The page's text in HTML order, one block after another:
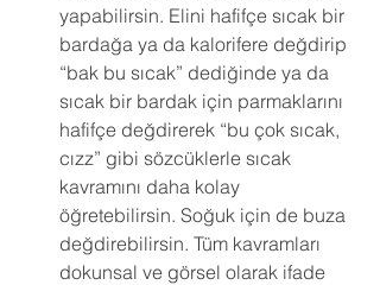
yapabilirsin. Elini hafifçe sıcak bir
bardağa ya da kalorifere değdirip
“bak bu sıcak” dediğinde ya da
sıcak bir bardak için parmaklarını
hafifçe değdirerek “bu çok sıcak,
cızz” gibi sözcüklerle sıcak
kavramını daha kolay
öğretebilirsin. Soğuk için de buza
değdirebilirsin. Tüm kavramları
dokunsal ve görsel olarak ifade